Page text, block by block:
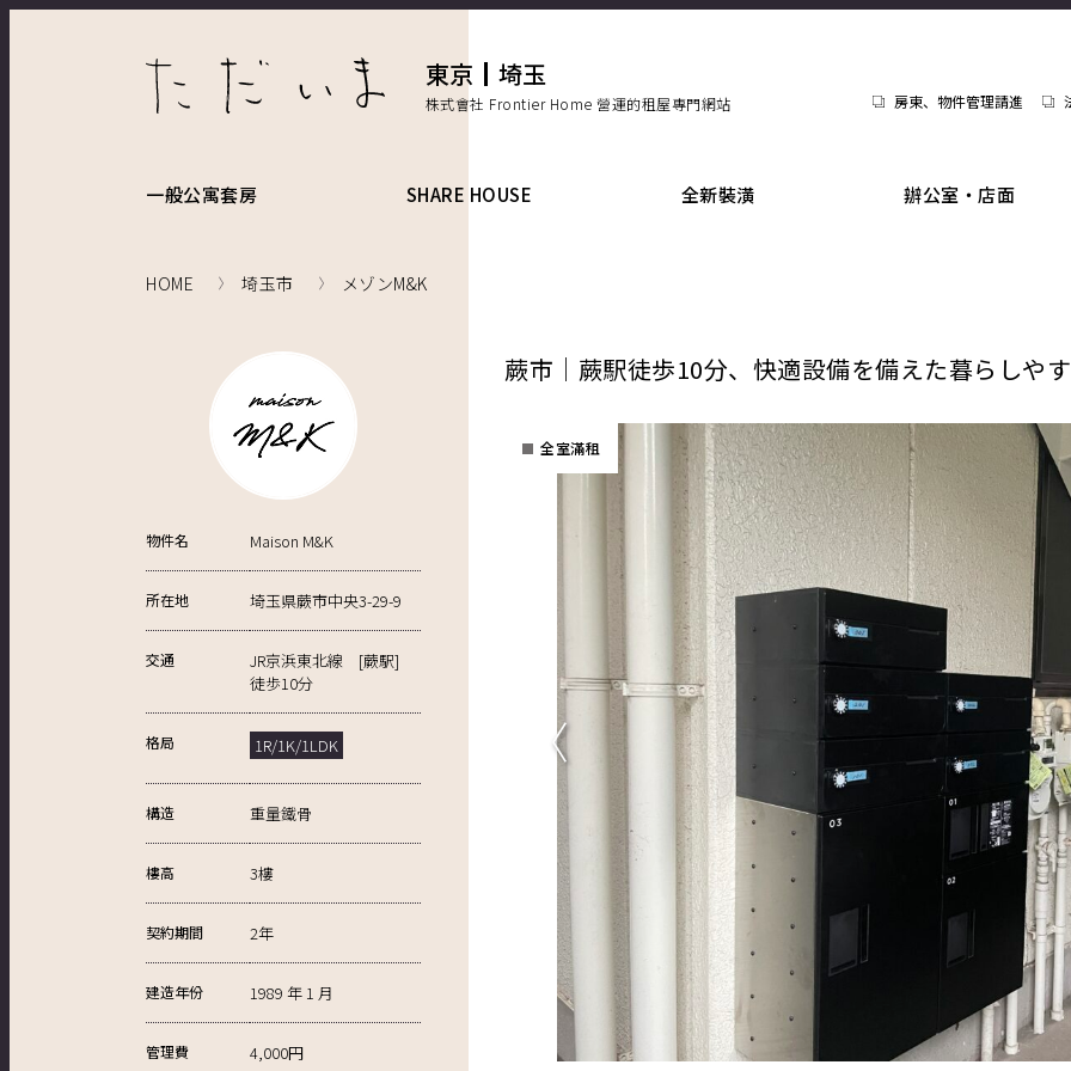
東京 埼玉
株式會社 Frontier Home 營運的租屋專門網站 房東、物件管理請進
一般公寓套房 SHARE HOUSE 全新裝潢 辦公室・店面
HOME 埼玉市 メゾンM&K
蕨市｜蕨駅徒歩10分、快適設備を備えた暮らしや
全室滿租
物件名 Maison M&K
所在地 埼玉県蕨市中央3-29-9
交通
JR京浜東北線 [蕨駅]
徒歩10分
格局 1R/1K/1LDK
構造 重量鐵骨
樓高 3樓
契約期間 2年
建造年份 1989 年 1 月
管理費 4,000円